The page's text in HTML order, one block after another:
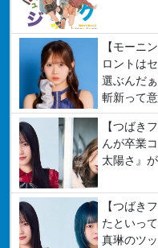
【モーニ
ロントは
選ぶんだ
斬新って意
【つばき
んが卒業
太陽さ』
【つばき
たといっ
真琳のツ